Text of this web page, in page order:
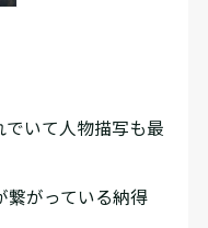
いて人物描写も最
がっている納得